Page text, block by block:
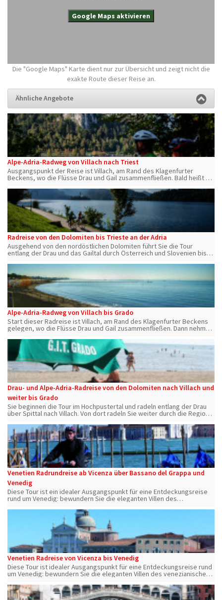
Google Maps aktivieren
Die "Google Maps" Karte dient nur zur Übersicht und zeigt nicht die
exakte Route dieser Reise an.
Ähnliche Angebote
Alpe-Adria-Radweg von Villach nach Triest
Ausgangspunkt der Reise ist Villach, am Rand des Klagenfurter
Beckens, wo die Flüsse Drau und Gail zusammenfließen. Bald heißt es
Fortsetzung findet.
Radreise von den Dolomiten bis Trieste an der Adria
Ausgehend von den nordöstlichen Dolomiten führt Sie die Tour
entlang der Drau und das Gailtal durch Österreich und Slovenien bis
Alpe-Adria-Radweg von Villach bis Grado
Start dieser Radreise ist Villach, am Rand des Klagenfurter Beckens
gelegen, wo die Flüsse Drau und Gail zusammenfließen. Dann nehmen
Drau- und Alpe-Adria-Radreise von den Dolomiten nach Villach und
weiter bis Grado
Sie beginnen die Tour im Hochpustertal und radeln entlang der Drau
über Spittal nach Villach. Von dort radeln Sie weiter durch die Region
Venetien Radrundreise ab Vicenza über Bassano del Grappa und
Venedig
Diese Tour ist ein idealer Ausgangspunkt für eine Entdeckungsreise
rund um Venedig: bewundern Sie die eleganten Villen des
Venetien Radreise von Vicenza bis Venedig
Diese Tour ist idealer Ausgangspunkt für eine Entdeckungsreise rund
um Venedig: bewundern Sie die eleganten Villen des venezianischen
und Venedig.